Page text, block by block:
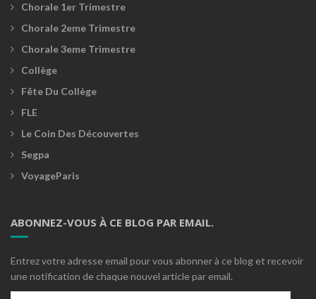
Chorale 1er Trimestre
Chorale 2eme Trimestre
Chorale 3eme Trimestre
Collège
Fête Du Collège
FLE
Le Coin Des Découvertes
Segpa
VoyageParis
ABONNEZ-VOUS À CE BLOG PAR EMAIL.
Entrez votre adresse email pour vous abonner à ce blog et recevoir
une notification de chaque nouvel article par email.